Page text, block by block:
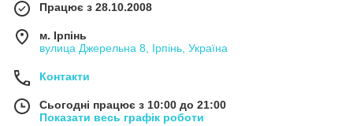
Працює з 28.10.2008
м. Ірпінь
вулица Джерельна 8, Ірпінь, Україна
Контакти
Сьогодні працює з 10:00 до 21:00
Показати весь графік роботи